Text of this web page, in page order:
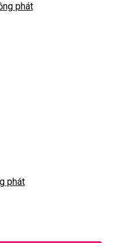
phát
phát